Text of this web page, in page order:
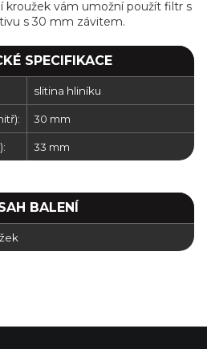
vám umožní použít filtr s
s 30 mm závitem.
SPECIFIKACE
slitina hliníku
30 mm
33 mm
BALENÍ